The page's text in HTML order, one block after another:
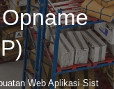
Web Aplikasi